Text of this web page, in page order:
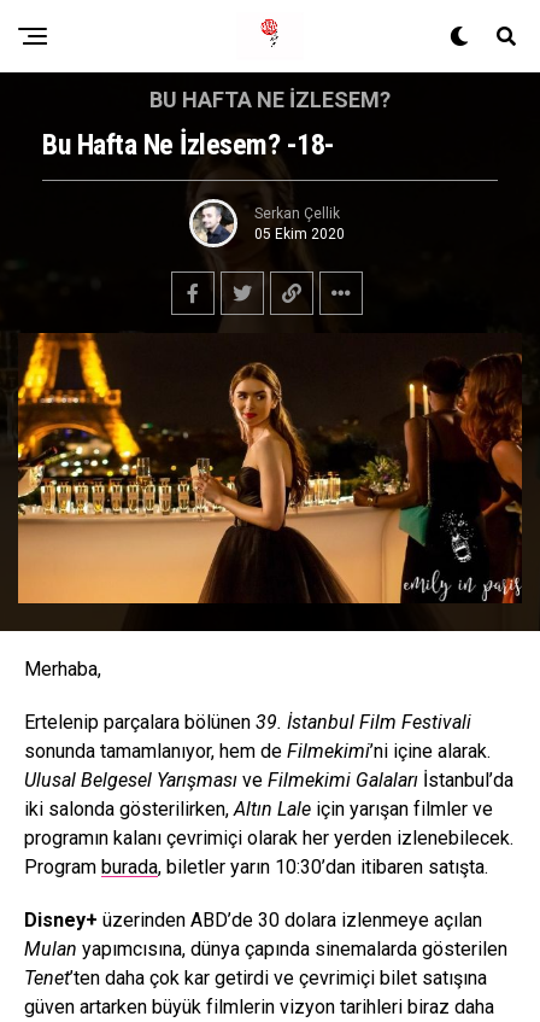
BU HAFTA NE İZLESEM?
Bu Hafta Ne İzlesem? -18-
Serkan Çellik
05 Ekim 2020
Merhaba,
Ertelenip parçalara bölünen 39. İstanbul Film Festivali
sonunda tamamlanıyor, hem de Filmekimi’ni içine alarak.
Ulusal Belgesel Yarışması ve Filmekimi Galaları İstanbul’da
iki salonda gösterilirken, Altın Lale için yarışan filmler ve
programın kalanı çevrimiçi olarak her yerden izlenebilecek.
Program burada, biletler yarın 10:30’dan itibaren satışta.
Disney+ üzerinden ABD’de 30 dolara izlenmeye açılan
Mulan yapımcısına, dünya çapında sinemalarda gösterilen
Tenet’ten daha çok kar getirdi ve çevrimiçi bilet satışına
güven artarken büyük filmlerin vizyon tarihleri biraz daha